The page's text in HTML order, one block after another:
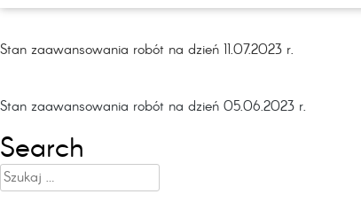
Stan zaawansowania robót na dzień 11.07.2023 r.
Nawigacja
wpisu
Stan zaawansowania robót na dzień 05.06.2023 r.
Search
Szukaj: